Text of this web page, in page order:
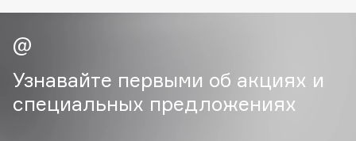
C
Cadence
Capelli Dorati
Узнавайте первыми об акциях и
специальных предложениях